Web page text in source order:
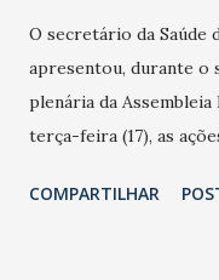
O secretário da Saúde
apresentou, durante o
plenária da
terça-feira (17), as
adotadas pelo
COMPARTILHAR